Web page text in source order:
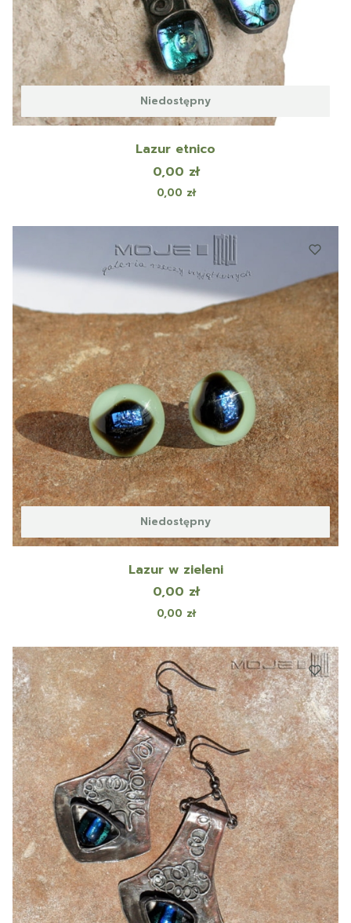
Niedostępny
Lazur etnico
Cena
0,00 zł
Cena
0,00 zł
Niedostępny
Lazur w zieleni
Cena
0,00 zł
Cena
0,00 zł